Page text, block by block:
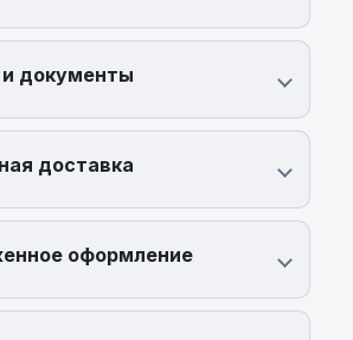
документы
доставка
оформление